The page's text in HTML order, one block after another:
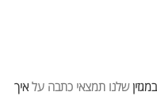
במגזיןשלנו תמצאי כתבה על איך